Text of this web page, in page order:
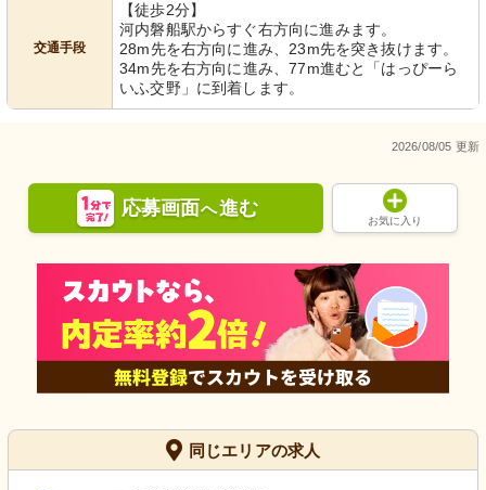
交通手段
【徒歩2分】
河内磐船駅からすぐ右方向に進みます。
28m先を右方向に進み、23m先を突き抜けます。
34m先を右方向に進み、77m進むと「はっぴーら
いふ交野」に到着します。
2026/08/05 更新
応募画面へ進む
お気に入り
同じエリアの求人